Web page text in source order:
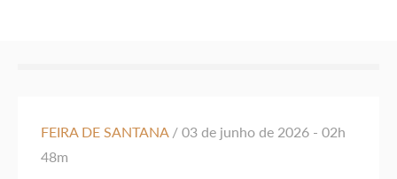
FEIRA DE SANTANA/ 03 de junho de 2026 - 02h
48m